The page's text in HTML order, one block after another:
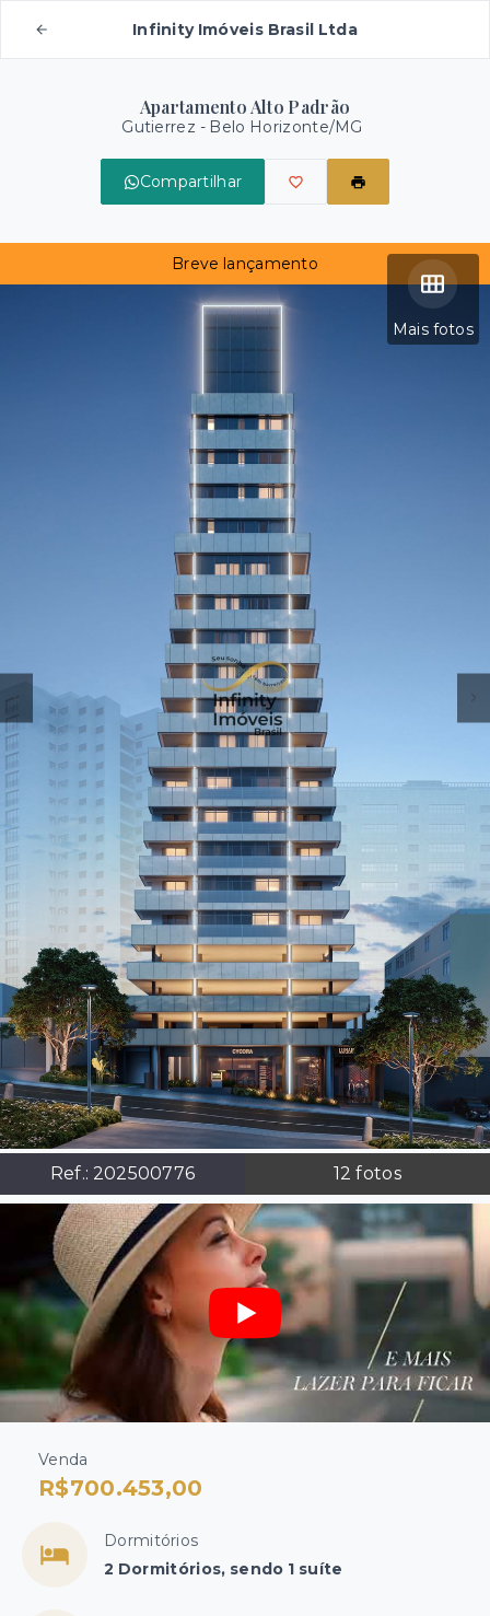
Infinity Imóveis Brasil Ltda
Apartamento Alto Padrão
Gutierrez - Belo Horizonte/MG
Compartilhar
Mais fotos
Ref.: 202500776 12 fotos
Breve lançamento
Venda
R$700.453,00
Dormitórios
2 Dormitórios, sendo 1 suíte